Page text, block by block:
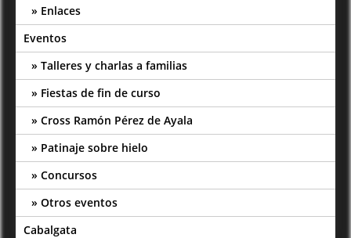
Enlaces
Eventos
Talleres y charlas a familias
Fiestas de fin de curso
Cross Ramón Pérez de Ayala
Patinaje sobre hielo
Concursos
Otros eventos
Cabalgata